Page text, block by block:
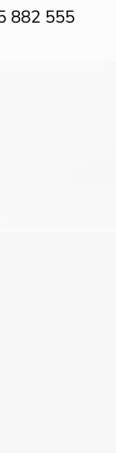
882 555